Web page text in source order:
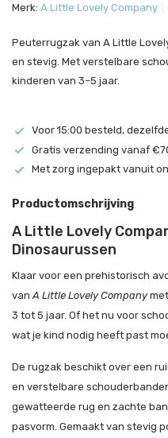
Merk: A Little Lovely Company
Peuterrugzak van A Little
en stevig. Met verstelbare
kinderen van 3–5 jaar.
Voor 15:00 besteld,
Gratis verzending vanaf
Met zorg ingepakt vanuit
Productomschrijving
A Little Lovely
Dinosaurussen
Klaar voor een prehistorisch
van A Little Lovely Companymet
3 tot 5 jaar. Of het nu voor
wat je kind nodig heeft past
De rugzak beschikt over een
en verstelbare
gewatteerde rug en zachte
pasvorm. Gemaakt van stevig